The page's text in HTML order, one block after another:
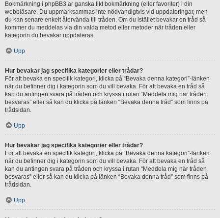
Bokmärkning i phpBB3 är ganska likt bokmärkning (eller favoriter) i din
webbläsare. Du uppmärksammas inte nödvändigtvis vid uppdateringar, men
du kan senare enkelt återvända till tråden. Om du istället bevakar en tråd så
kommer du meddelas via din valda metod eller metoder när tråden eller
kategorin du bevakar uppdateras.
Upp
Hur bevakar jag specifika kategorier eller trådar?
För att bevaka en specifik kategori, klicka på “Bevaka denna kategori”-länken
när du befinner dig i kategorin som du vill bevaka. För att bevaka en tråd så
kan du antingen svara på tråden och kryssa i rutan “Meddela mig när tråden
besvaras” eller så kan du klicka på länken “Bevaka denna tråd” som finns på
trådsidan.
Upp
Hur bevakar jag specifika kategorier eller trådar?
För att bevaka en specifik kategori, klicka på “Bevaka denna kategori”-länken
när du befinner dig i kategorin som du vill bevaka. För att bevaka en tråd så
kan du antingen svara på tråden och kryssa i rutan “Meddela mig när tråden
besvaras” eller så kan du klicka på länken “Bevaka denna tråd” som finns på
trådsidan.
Upp